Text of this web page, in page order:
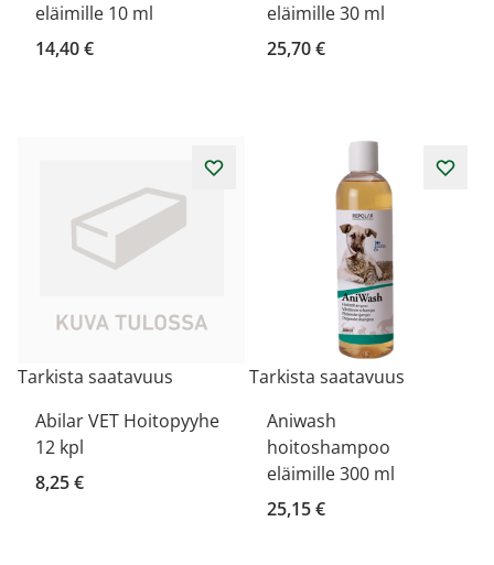
eläimille 10 ml
14,40 €
eläimille 30 ml
25,70 €
Tarkista saatavuus
Abilar VET Hoitopyyhe
12 kpl
8,25 €
Tarkista saatavuus
Aniwash
hoitoshampoo
eläimille 300 ml
25,15 €